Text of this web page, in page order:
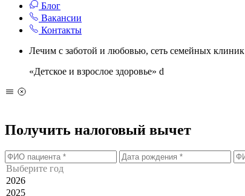
Блог
Вакансии
Контакты
Лечим с заботой и любовью, сеть семейных клиник
«Детское и взрослое здоровье» d
Получить налоговый вычет